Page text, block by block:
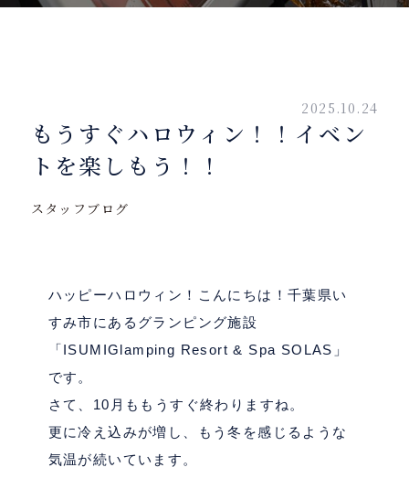
2025.10.24
もうすぐハロウィン！！イベン
トを楽しもう！！
スタッフブログ
ハッピーハロウィン！こんにちは！千葉県い
すみ市にあるグランピング施設
「ISUMIGlamping Resort & Spa SOLAS」
です。
さて、10月ももうすぐ終わりますね。
更に冷え込みが増し、もう冬を感じるような
気温が続いています。